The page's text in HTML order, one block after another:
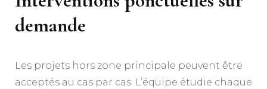
demande
Les projets hors zone principale peuvent être
acceptés au cas par cas. L’équipe étudie chaque